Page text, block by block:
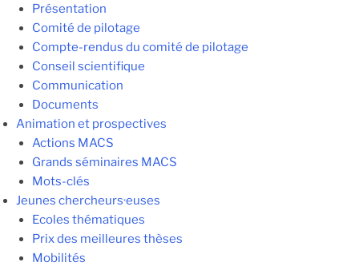
Présentation
Comité de pilotage
Compte-rendus du comité de pilotage
Conseil scientifique
Communication
Documents
Animation et prospectives
Actions MACS
Grands séminaires MACS
Mots-clés
Jeunes chercheurs·euses
Ecoles thématiques
Prix des meilleures thèses
Mobilités